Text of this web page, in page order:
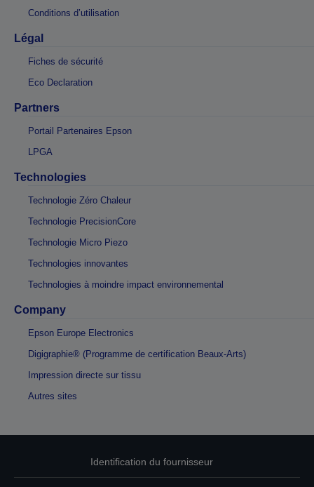
Conditions d’utilisation
Légal
Fiches de sécurité
Eco Declaration
Partners
Portail Partenaires Epson
LPGA
Technologies
Technologie Zéro Chaleur
Technologie PrecisionCore
Technologie Micro Piezo
Technologies innovantes
Technologies à moindre impact environnemental
Company
Epson Europe Electronics
Digigraphie® (Programme de certification Beaux-Arts)
Impression directe sur tissu
Autres sites
Identification du fournisseur